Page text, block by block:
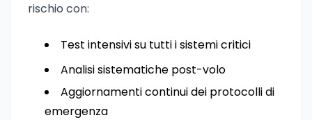
rischio con:
Test intensivi su tutti i sistemi critici
Analisi sistematiche post-volo
Aggiornamenti continui dei protocolli di
emergenza